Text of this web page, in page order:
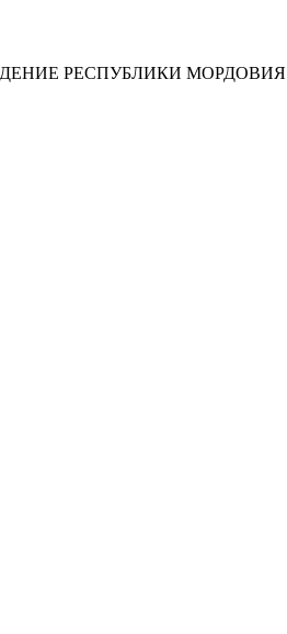
РЕСПУБЛИКИ МОРДОВИЯ